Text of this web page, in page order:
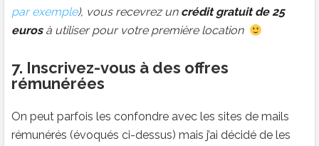
par exemple), vous recevrez un crédit gratuit de 25
eurosà utiliser pour votre première location
7. Inscrivez-vous à des offres
rémunérées
On peut parfois les confondre avec les sites de mails
rémunérés (évoqués ci-dessus) mais j’ai décidé de les